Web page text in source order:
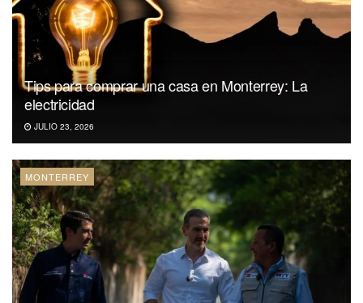
Tips para comprar una casa en Monterrey: La
electricidad
JULIO 23, 2026
MONTERREY